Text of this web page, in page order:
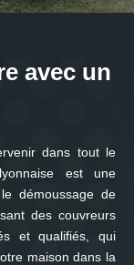
avec un
dans tout le
est une
démoussage de
des couvreurs
et qualifiés, qui
maison dans la